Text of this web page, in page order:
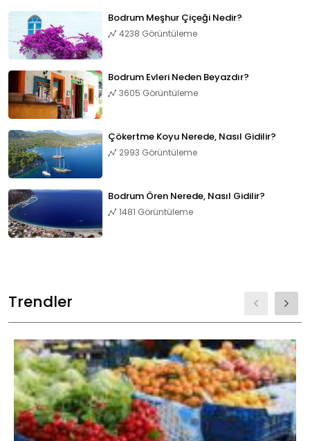
Bodrum Meşhur Çiçeği Nedir?
4238 Görüntüleme
Bodrum Evleri Neden Beyazdır?
3605 Görüntüleme
Çökertme Koyu Nerede, Nasıl Gidilir?
2993 Görüntüleme
Bodrum Ören Nerede, Nasıl Gidilir?
1481 Görüntüleme
Trendler